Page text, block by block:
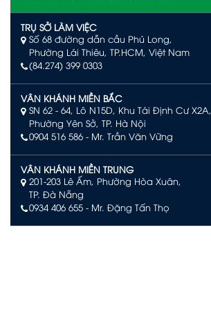
TRỤ SỞ LÀM VIỆC
Số 68 đường dẫn cầu Phú Long,
Phường Lái Thiêu, TP.HCM, Việt Nam
(84.274) 399 0303
VÂN KHÁNH MIỀN BẮC
SN 62 - 64, Lô N15D, Khu Tái Định Cư X2A,
Phường Yên Sở, TP. Hà Nội
0904 516 586 - Mr. Trần Văn Vững
VÂN KHÁNH MIỀN TRUNG
201-203 Lê Ấm, Phường Hòa Xuân,
TP. Đà Nẵng
0934 406 655 - Mr. Đặng Tấn Thọ